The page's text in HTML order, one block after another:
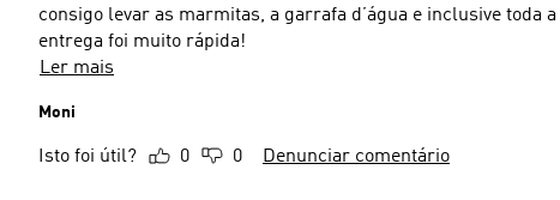
consigo levar as marmitas, a garrafa d’água e inclusive toda
entrega foi muito rápida!
Ler mais
Moni
Isto foi útil? 0 0 Denunciar comentário